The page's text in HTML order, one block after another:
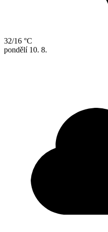
32/16 °C
pondělí 10. 8.